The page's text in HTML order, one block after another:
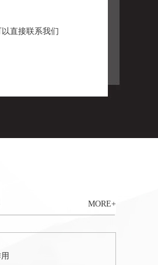
直接联系我们
MORE+